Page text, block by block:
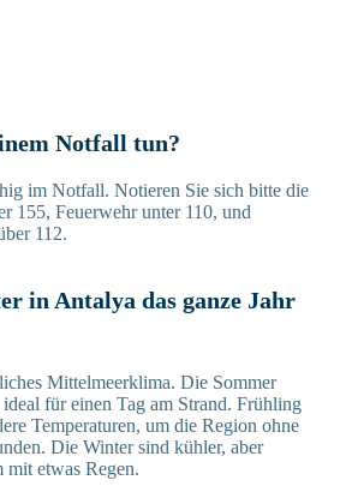
Notfall tun?
im Notfall. Notieren Sie sich bitte die
155, Feuerwehr unter 110, und
112.
in Antalya das ganze Jahr
Mittelmeerklima. Die Sommer
für einen Tag am Strand. Frühling
Temperaturen, um die Region ohne
Die Winter sind kühler, aber
mit etwas Regen.